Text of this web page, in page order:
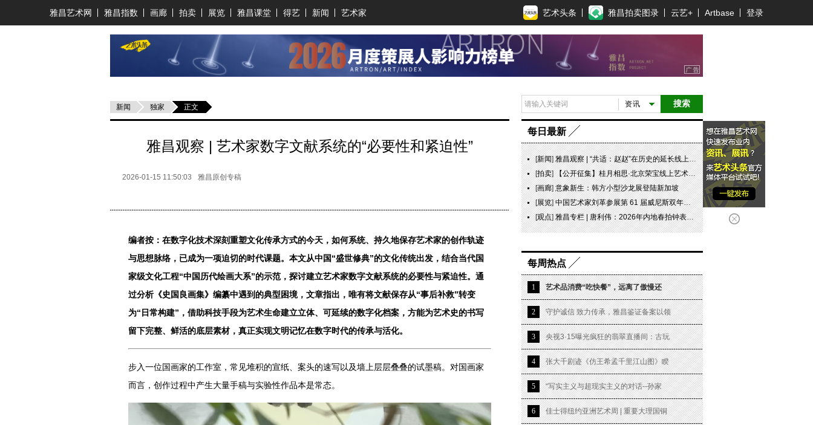
雅昌艺术网 雅昌指数 画廊 拍卖 展览 雅昌课堂 得艺 新闻 艺术家 艺术头条 雅昌拍卖图录 云艺+ Artbase 登录
新闻 独家 正文
雅昌观察 | 艺术家数字文献系统的“必要性和紧迫性”
2026-01-15 11:50:03 雅昌原创专稿
编者按： 在数字化技术深刻重塑文化传承方式的今天，如何系统、持久地保存艺术家的创作轨迹
与思想脉络，已成为一项迫切的时代课题。本文从中国“盛世修典”的文化传统出发，结合当代国
家级文化工程“中国历代绘画大系”的示范，探讨建立艺术家数字文献系统的必要性与紧迫性。通
过分析《史国良画集》编纂中遇到的典型困境，文章指出，唯有将文献保存从“事后补救”转变
为“日常构建”，借助科技手段为艺术生命建立立体、可延续的数字化档案，方能为艺术史的书写
留下完整、鲜活的底层素材，真正实现文明记忆在数字时代的传承与活化。
步入一位国画家的工作室，常见堆积的宣纸、案头的速写以及墙上层层叠叠的试墨稿。对国画家
而言，创作过程中产生大量手稿与实验性作品本是常态。
搜索
资讯
每日最新
[新闻]雅昌观察 | “共适：赵赵”在历史的延长线上，探寻可能
[拍卖]【公开征集】桂月相思·北京荣宝线上艺术品拍卖会
[画廊]意象新生：韩方小型沙龙展登陆新加坡
[展览]中国艺术家刘革参展第 61 届威尼斯双年展坦桑尼亚国家馆特别项目“日记 #07 此即象征！”
[观点]雅昌专栏 | 唐利伟：2026年内地春拍钟表市场观察 赛道重构、圈层分化与收藏逻辑迭代
每周热点
1 艺术品消费“吃快餐”，远离了傲慢还
2 守护诚信 致力传承，雅昌鉴证备案以领
3 央视3·15曝光疯狂的翡翠直播间：古玩
4 张大千剧迹《仿王希孟千里江山图》睽
5 “写实主义与超现实主义的对话--孙家
6 佳士得纽约亚洲艺术周 | 重要大理国铜